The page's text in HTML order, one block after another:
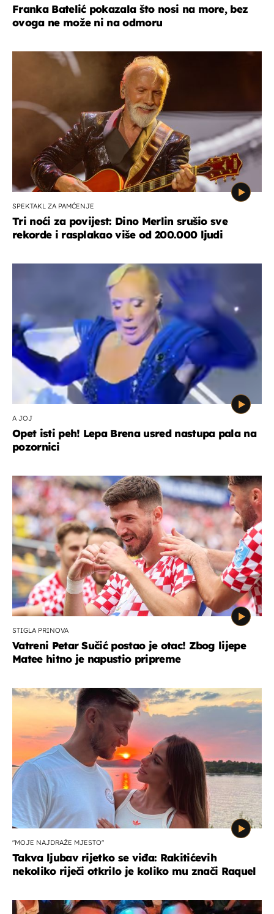
Franka Batelić pokazala što nosi na more, bez
ovoga ne može ni na odmoru
SPEKTAKL ZA PAMĆENJE
Tri noći za povijest: Dino Merlin srušio sve
rekorde i rasplakao više od 200.000 ljudi
A JOJ
Opet isti peh! Lepa Brena usred nastupa pala na
pozornici
STIGLA PRINOVA
Vatreni Petar Sučić postao je otac! Zbog lijepe
Matee hitno je napustio pripreme
"MOJE NAJDRAŽE MJESTO"
Takva ljubav rijetko se viđa: Rakitićevih
nekoliko riječi otkrilo je koliko mu znači Raquel